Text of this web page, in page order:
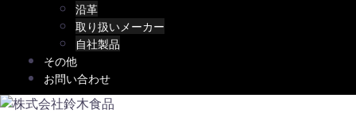
沿革
取り扱いメーカー
自社製品
その他
お問い合わせ